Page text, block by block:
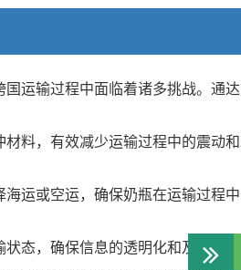
运输过程中面临着诸多挑战。通
料，有效减少运输过程中的震动
运或空运，确保奶瓶在运输过程
态，确保信息的透明化和及时性。